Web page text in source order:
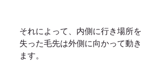
それによって、内側に行き場所を
失った毛先は外側に向かって動き
ます。